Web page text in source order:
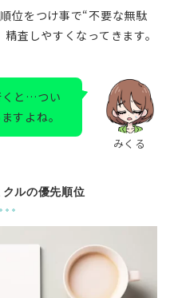
位をつけ事で“不要な無駄
査しやすくなってきます。
みくる
くと…つい
すよね。
ルの優先順位